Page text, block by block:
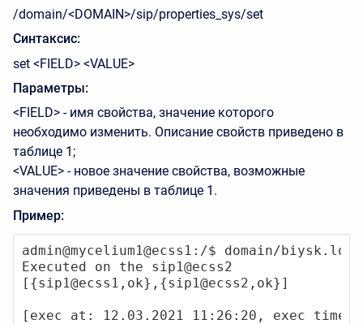
/domain/<DOMAIN>/sip/properties_sys/set
Синтаксис:
set <FIELD> <VALUE>
Параметры:
<FIELD> - имя свойства, значение которого
необходимо изменить. Описание свойств приведено в
таблице 1;
<VALUE> - новое значение свойства, возможные
значения приведены в таблице 1.
Пример:
admin@mycelium1@ecss1:/$
Executed on the sip1@ecss2
[{sip1@ecss1,ok},{sip1@ecss2,ok}]
[exec at: 12.03.2021 11:26:20, exec time: